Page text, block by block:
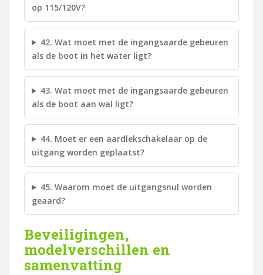
op 115/120V?
42. Wat moet met de ingangsaarde gebeuren
als de boot in het water ligt?
43. Wat moet met de ingangsaarde gebeuren
als de boot aan wal ligt?
44. Moet er een aardlekschakelaar op de
uitgang worden geplaatst?
45. Waarom moet de uitgangsnul worden
geaard?
Beveiligingen,
modelverschillen en
samenvatting